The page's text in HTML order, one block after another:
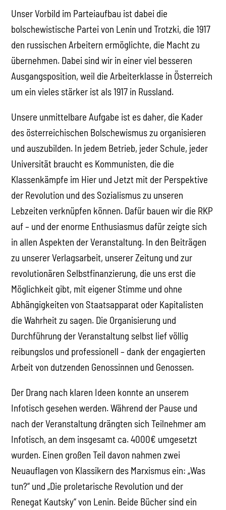
Unser Vorbild im Parteiaufbau ist dabei die
bolschewistische Partei von Lenin und Trotzki, die 1917
den russischen Arbeitern ermöglichte, die Macht zu
übernehmen. Dabei sind wir in einer viel besseren
Ausgangsposition, weil die Arbeiterklasse in Österreich
um ein vieles stärker ist als 1917 in Russland.
Unsere unmittelbare Aufgabe ist es daher, die Kader
des österreichischen Bolschewismus zu organisieren
und auszubilden. In jedem Betrieb, jeder Schule, jeder
Universität braucht es Kommunisten, die die
Klassenkämpfe im Hier und Jetzt mit der Perspektive
der Revolution und des Sozialismus zu unseren
Lebzeiten verknüpfen können. Dafür bauen wir die RKP
auf – und der enorme Enthusiasmus dafür zeigte sich
in allen Aspekten der Veranstaltung. In den Beiträgen
zu unserer Verlagsarbeit, unserer Zeitung und zur
revolutionären Selbstfinanzierung, die uns erst die
Möglichkeit gibt, mit eigener Stimme und ohne
Abhängigkeiten von Staatsapparat oder Kapitalisten
die Wahrheit zu sagen. Die Organisierung und
Durchführung der Veranstaltung selbst lief völlig
reibungslos und professionell – dank der engagierten
Arbeit von dutzenden Genossinnen und Genossen.
Der Drang nach klaren Ideen konnte an unserem
Infotisch gesehen werden. Während der Pause und
nach der Veranstaltung drängten sich Teilnehmer am
Infotisch, an dem insgesamt ca. 4000€ umgesetzt
wurden. Einen großen Teil davon nahmen zwei
Neuauflagen von Klassikern des Marxismus ein: „Was
tun?“ und „Die proletarische Revolution und der
Renegat Kautsky“ von Lenin. Beide Bücher sind ein